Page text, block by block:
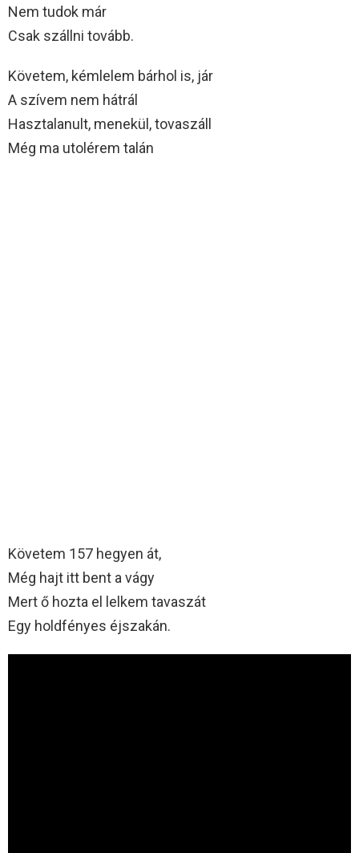
Nem tudok már
Csak szállni tovább.
Követem, kémlelem bárhol is, jár
A szívem nem hátrál
Hasztalanult, menekül, tovaszáll
Még ma utolérem talán
Követem 157 hegyen át,
Még hajt itt bent a vágy
Mert ő hozta el lelkem tavaszát
Egy holdfényes éjszakán.